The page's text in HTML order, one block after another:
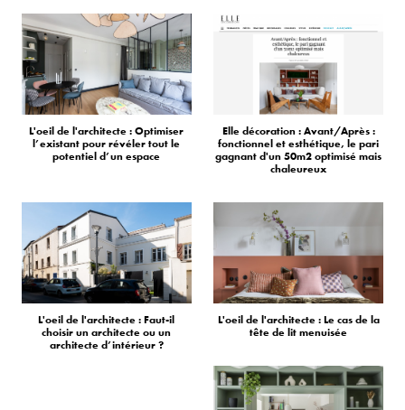
L'oeil de l'architecte : Optimiser
l’existant pour révéler tout le
potentiel d’un espace
Elle décoration : Avant/Après :
fonctionnel et esthétique, le pari
gagnant d'un 50m2 optimisé mais
chaleureux
L'oeil de l'architecte : Faut-il
choisir un architecte ou un
architecte d’intérieur ?
L'oeil de l'architecte : Le cas de la
tête de lit menuisée